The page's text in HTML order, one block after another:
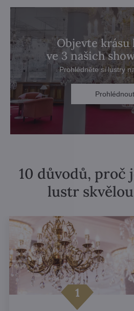
Objevte
ve 3 našich
Prohlédněte si lustry
Prohlédnout
10 důvodů, proč
lustr